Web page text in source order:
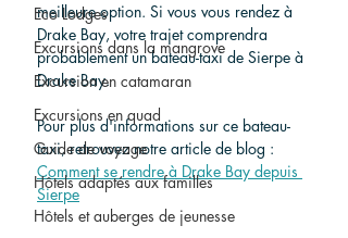
Eco Lodges
Excursions dans la mangrove
Excursion en catamaran
Excursions en quad
Guide de voyage
Hôtels adaptés aux familles
Hôtels et auberges de jeunesse
meilleure option. Si vous vous rendez à
Drake Bay, votre trajet comprendra
probablement un bateau-taxi de Sierpe à
Drake Bay.
Pour plus d'informations sur ce bateau-
taxi, retrouvez notre article de blog :
Comment se rendre à Drake Bay depuis
Sierpe